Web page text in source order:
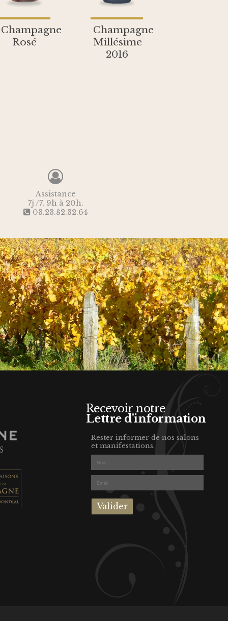
Champagne
Rosé
Champagne
Millésime
2016
Assistance
7j /7, 9h à 20h.
03.23.82.32.64
Recevoir notre
Lettre d'information
Rester informer de nos salons
et manifestations.